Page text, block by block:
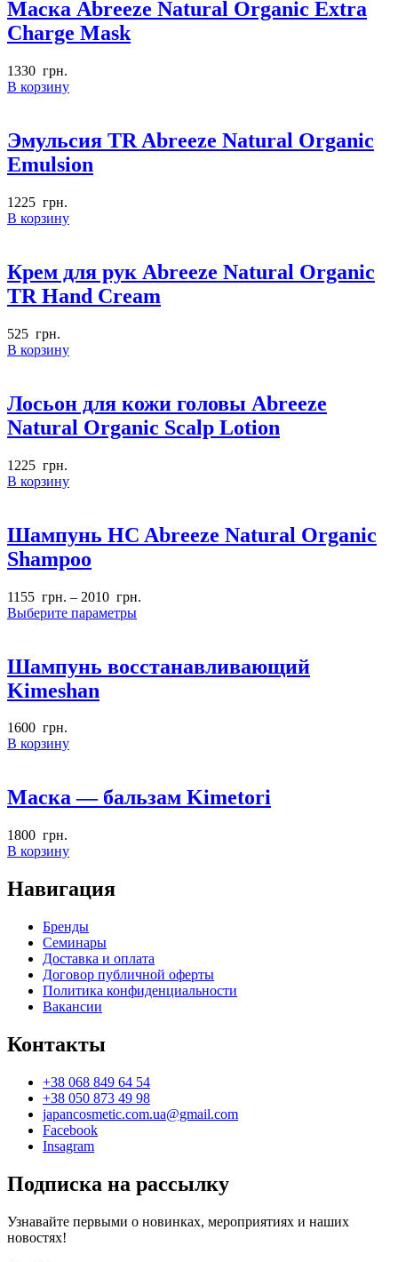
Маска Abreeze Natural Organic Extra
Charge Mask
1330 грн.
В корзину
Эмульсия TR Abreeze Natural Organic
Emulsion
1225 грн.
В корзину
Крем для рук Abreeze Natural Organic
TR Hand Cream
525 грн.
В корзину
Лосьон для кожи головы Abreeze
Natural Organic Scalp Lotion
1225 грн.
В корзину
Шампунь HC Abreeze Natural Organic
Shampoo
1155 грн. – 2010 грн.
Выберите параметры
Шампунь восстанавливающий
Kimeshan
1600 грн.
В корзину
Маска — бальзам Kimetori
1800 грн.
В корзину
Навигация
Бренды
Семинары
Доставка и оплата
Договор публичной оферты
Политика конфиденциальности
Вакансии
Контакты
+38 068 849 64 54
+38 050 873 49 98
japancosmetic.com.ua@gmail.com
Facebook
Insagram
Подписка на рассылку
Узнавайте первыми о новинках, мероприятиях и наших
новостях!